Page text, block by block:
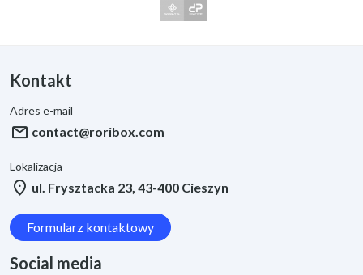
Kontakt
Adres e-mail
mail contact@roribox.com
Lokalizacja
location_on ul. Frysztacka 23, 43-400 Cieszyn
Formularz kontaktowy
Social media